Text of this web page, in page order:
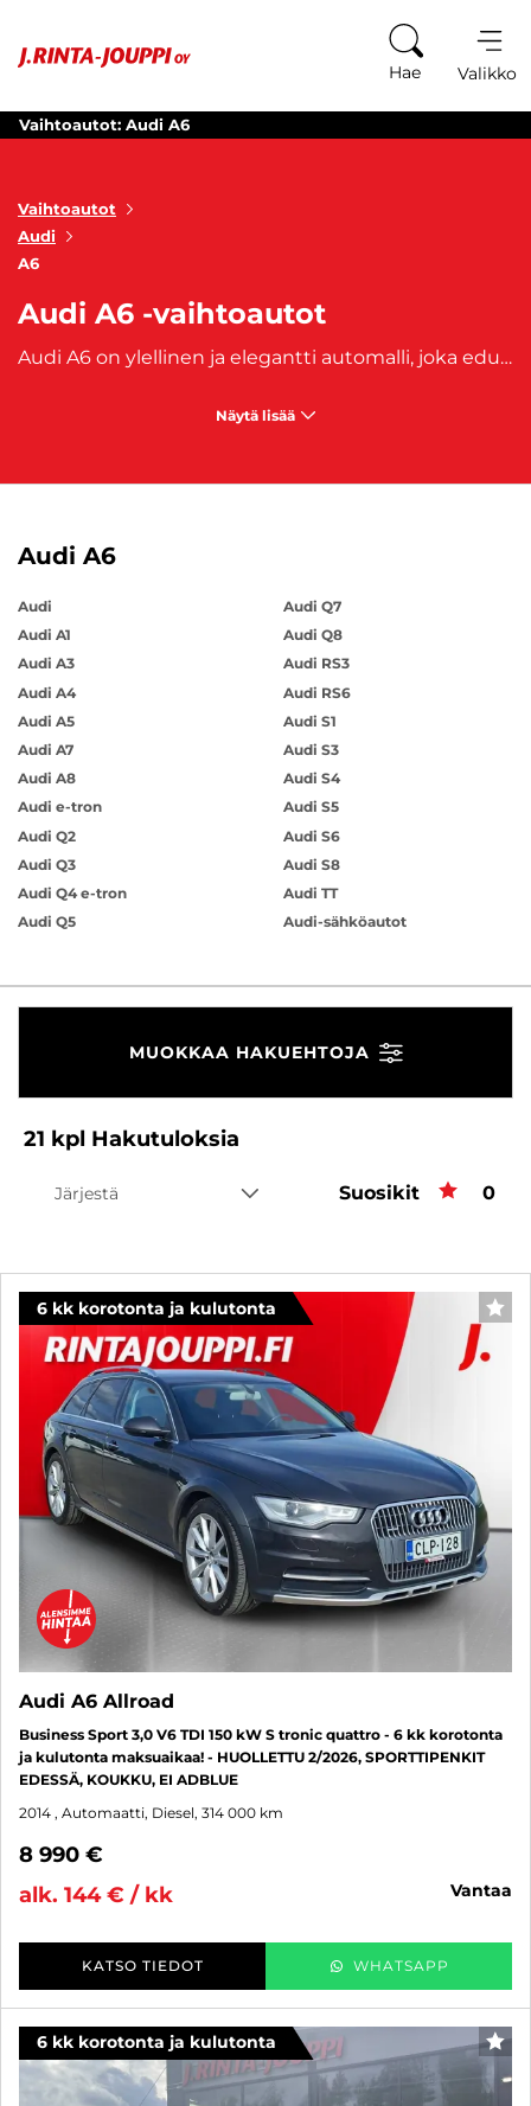
Hae Valikko
Vaihtoautot: Audi A6
Vaihtoautot
Audi
A6
Audi A6 -vaihtoautot
Audi A6 on ylellinen ja elegantti automalli, joka edustaa huippuluokan suorituskykyä, tyylikästä muotoilua ja korkeaa laatutasoa. Automallin valmistus aloitettiin vuonna 1994. Audi A6 -vaihtoautoissa yhdistyvät ylellisyys, teknologia ja tinkimätön laatu. A6-malli tarjoaa ainutlaatuisen ajokokemuksen, jossa korostuvat hienostuneisuus, dynaamisuus ja ajamisen ilo. Tutustu Audi A6 -vaihtoautojen valikoimaan ja löydä oma A6, joka henkii ylellisyyttä ja tarjoaa hienostunutta ajonautintoa. Audi A6 -vaihtoautot tarjoavat ylivertaista mukavuutta, tyylikästä ulkonäköä ja ajodynamiikkaa, joka hurmaa vaativimmatkin kuljettajat.
Näytä lisää
Audi A6
Audi
Audi A1
Audi A3
Audi A4
Audi A5
Audi A7
Audi A8
Audi e-tron
Audi Q2
Audi Q3
Audi Q4 e-tron
Audi Q5
Audi Q7
Audi Q8
Audi RS3
Audi RS6
Audi S1
Audi S3
Audi S4
Audi S5
Audi S6
Audi S8
Audi TT
Audi-sähköautot
MUOKKAA HAKUEHTOJA
21 kpl Hakutuloksia
Järjestä Suosikit 0
6 kk korotonta ja kulutonta
Audi A6 Allroad
Business Sport 3,0 V6 TDI 150 kW S tronic quattro - 6 kk korotonta
ja kulutonta maksuaikaa! - HUOLLETTU 2/2026, SPORTTIPENKIT
EDESSÄ, KOUKKU, EI ADBLUE
2014 , Automaatti, Diesel, 314 000 km
8 990 €
alk. 144 € / kk
vantaa
KATSO TIEDOT WHATSAPP
6 kk korotonta ja kulutonta